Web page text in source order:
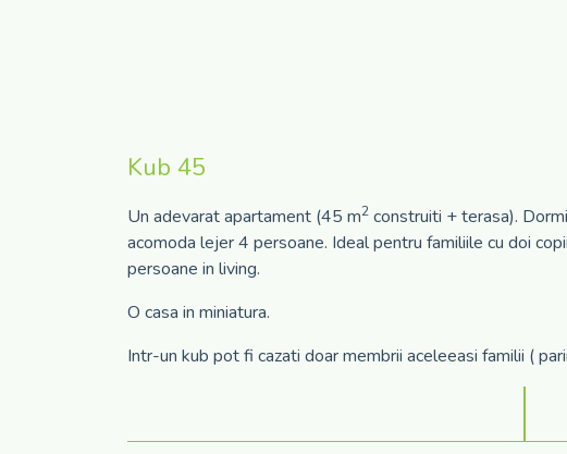
Kub 45
Un adevarat apartament (45 m2 construiti + terasa).
acomoda lejer 4 persoane. Ideal pentru familiile cu doi
persoane in living.
O casa in miniatura.
Intr-un kub pot fi cazati doar membrii aceleeasi familii (